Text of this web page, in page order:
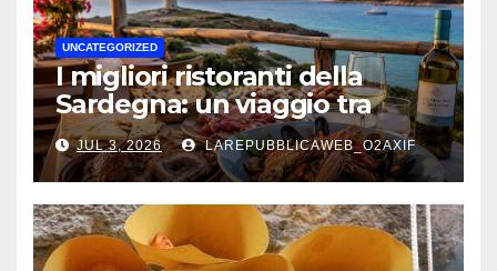
UNCATEGORIZED
I migliori ristoranti della
Sardegna: un viaggio tra
mare, tradizione e sapori
autentici
JUL 3, 2026 LAREPUBBLICAWEB_O2AXIF